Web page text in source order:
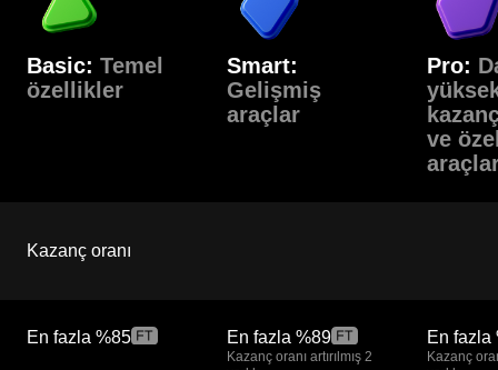
Basic: Temel
özellikler
Smart:
Gelişmiş
araçlar
Pro:
ve
Kazanç oranı
En fazla %85 En fazla %89
Kazanç oranı artırılmış 2
En fazla
Kazanç